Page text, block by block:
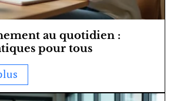
au quotidien :
pour tous